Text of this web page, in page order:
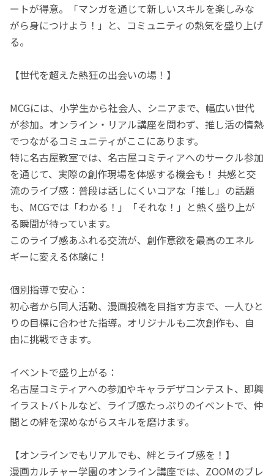
ートが得意。「マンガを通じて新しいスキルを楽しみな
がら身につけよう！」と、コミュニティの熱気を盛り上げ
る。
【世代を超えた熱狂の出会いの場！】
MCGには、小学生から社会人、シニアまで、幅広い世代
が参加。オンライン・リアル講座を問わず、推し活の情熱
でつながるコミュニティがここにあります。
特に名古屋教室では、名古屋コミティアへのサークル参加
を通じて、実際の創作現場を体感する機会も！ 共感と交
流のライブ感：普段は話しにくいコアな「推し」の話題
も、MCGでは「わかる！」「それな！」と熱く盛り上が
る瞬間が待っています。
このライブ感あふれる交流が、創作意欲を最高のエネル
ギーに変える体験に！
個別指導で安心：
初心者から同人活動、漫画投稿を目指す方まで、一人ひと
りの目標に合わせた指導。オリジナルも二次創作も、自
由に挑戦できます。
イベントで盛り上がる：
名古屋コミティアへの参加やキャラデザコンテスト、即興
イラストバトルなど、ライブ感たっぷりのイベントで、仲
間との絆を深めながらスキルを磨けます。
【オンラインでもリアルでも、絆とライブ感を！】
漫画カルチャー学園のオンライン講座では、ZOOMのブレ